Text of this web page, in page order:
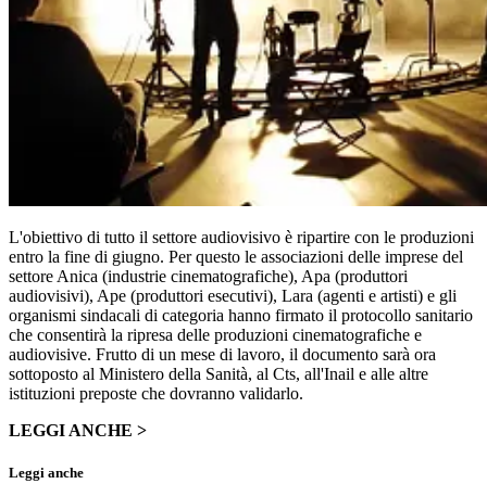
L'obiettivo di tutto il settore audiovisivo è ripartire con le produzioni
entro la fine di giugno. Per questo le associazioni delle imprese del
settore Anica (industrie cinematografiche), Apa (produttori
audiovisivi), Ape (produttori esecutivi), Lara (agenti e artisti) e gli
organismi sindacali di categoria hanno firmato il protocollo sanitario
che consentirà la ripresa delle produzioni cinematografiche e
audiovisive. Frutto di un mese di lavoro, il documento sarà ora
sottoposto al Ministero della Sanità, al Cts, all'Inail e alle altre
istituzioni preposte che dovranno validarlo.
LEGGI ANCHE >
Leggi anche